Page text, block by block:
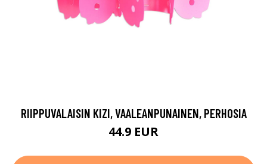
RIIPPUVALAISIN KIZI, VAALEANPUNAINEN, PERHOSIA
44.9 EUR